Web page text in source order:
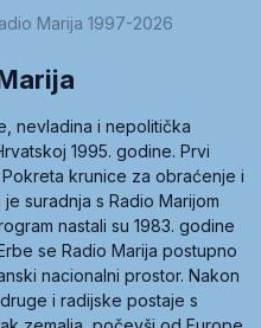
Marija 1997-2026
nevladina i nepolitička
1995. godine. Prvi
krunice za obraćenje i
suradnja s Radio Marijom
nastali su 1983. godine
se Radio Marija postupno
nacionalni prostor. Nakon
i radijske postaje s